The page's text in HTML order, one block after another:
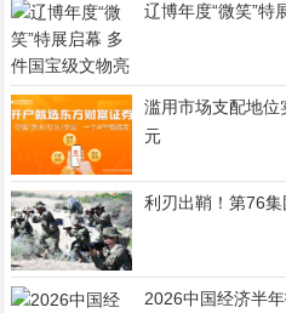
辽博年度“微笑”特
滥用市场支配地
元
利刃出鞘！第76
2026中国经济半